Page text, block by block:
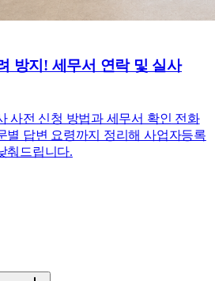
방지! 세무서 연락 및 실사
사전 신청 방법과 세무서 확인 전화
답변 요령까지 정리해 사업자등록
춰드립니다.